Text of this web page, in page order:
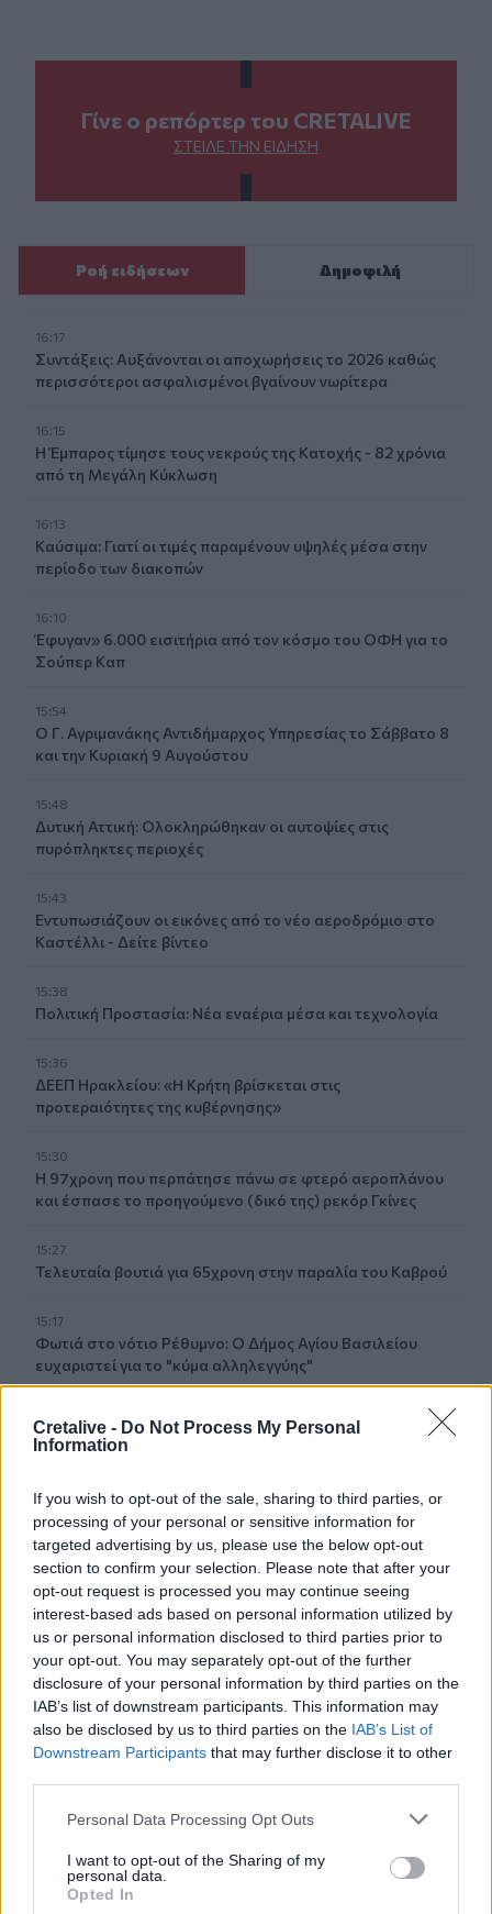
Cretalive - Do Not Process My Personal
Information
If you wish to opt-out of the sale, sharing to third parties, or
processing of your personal or sensitive information for
targeted advertising by us, please use the below opt-out
section to confirm your selection. Please note that after your
opt-out request is processed you may continue seeing
interest-based ads based on personal information utilized by
us or personal information disclosed to third parties prior to
your opt-out. You may separately opt-out of the further
disclosure of your personal information by third parties on the
IAB’s list of downstream participants. This information may
also be disclosed by us to third parties on the IAB’s List of
Downstream Participants that may further disclose it to other
Personal Data Processing Opt Outs
I want to opt-out of the Sharing of my
personal data.
Opted In
Γίνε ο ρεπόρτερ του CRETALIVE
ΣΤΕΊΛΕ ΤΗΝ ΕΊΔΗΣΗ
Ροή ειδήσεων Δημοφιλή
16:17
Συντάξεις: Αυξάνονται οι αποχωρήσεις το 2026 καθώς
περισσότεροι ασφαλισμένοι βγαίνουν νωρίτερα
16:15
Η Έμπαρος τίμησε τους νεκρούς της Κατοχής - 82 χρόνια
από τη Μεγάλη Κύκλωση
16:13
Καύσιμα: Γιατί οι τιμές παραμένουν υψηλές μέσα στην
περίοδο των διακοπών
16:10
Έφυγαν» 6.000 εισιτήρια από τον κόσμο του ΟΦΗ για το
Σούπερ Καπ
15:54
Ο Γ. Αγριμανάκης Αντιδήμαρχος Υπηρεσίας το Σάββατο 8
και την Κυριακή 9 Αυγούστου
15:48
Δυτική Αττική: Ολοκληρώθηκαν οι αυτοψίες στις
πυρόπληκτες περιοχές
15:43
Εντυπωσιάζουν οι εικόνες από το νέο αεροδρόμιο στο
Καστέλλι - Δείτε βίντεο
15:38
Πολιτική Προστασία: Νέα εναέρια μέσα και τεχνολογία
15:36
ΔΕΕΠ Ηρακλείου: «Η Κρήτη βρίσκεται στις
προτεραιότητες της κυβέρνησης»
15:30
Η 97χρονη που περπάτησε πάνω σε φτερό αεροπλάνου
και έσπασε το προηγούμενο (δικό της) ρεκόρ Γκίνες
15:27
Τελευταία βουτιά για 65χρονη στην παραλία του Καβρού
15:17
Φωτιά στο νότιο Ρέθυμνο: Ο Δήμος Αγίου Βασιλείου
ευχαριστεί για το "κύμα αλληλεγγύης"
«Τα έχω χάσει όλα»: Συντετριμμένος ο πατέρας και
15:11
Επίσκεψη του Δημάρχου του Δήμου Σαρωνικού στο
ΕΛ.ΚΕ.Θ.Ε. στην Ανάβυσσο
15:08
Φεστιβάλ Κινηματογράφου Χανίων: Δύο εκθέσεις με
ελεύθερη είσοδο στο Μεγάλο Αρσενάλι
Με τη MINOAN LINES, το ταξίδι έχει γεύση — και τιμές
που εκπλήσσουν
14:59
Ρωσία: Ο Πούτιν εγκρίνει πώληση 30% στο αεροδρόμιο
ΕΛΜΕΠΑ: Και σε ηλεκτρονική έκδοση τα πρακτικά του